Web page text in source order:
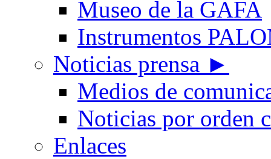
Museo de la GAFA
Instrumentos
Noticias prensa ►
Medios de
Noticias por orden
Enlaces